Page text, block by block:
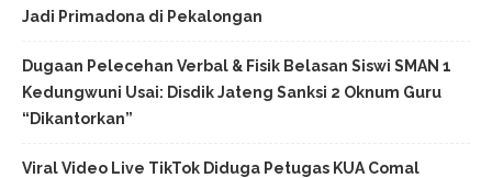
Jadi Primadona di Pekalongan
Dugaan Pelecehan Verbal & Fisik Belasan Siswi SMAN 1
Kedungwuni Usai: Disdik Jateng Sanksi 2 Oknum Guru
“Dikantorkan”
Viral Video Live TikTok Diduga Petugas KUA Comal